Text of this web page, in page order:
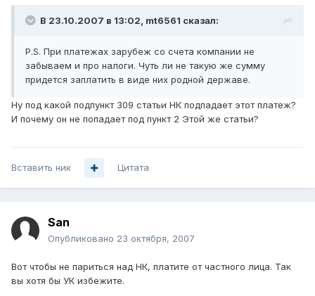
В 23.10.2007 в 13:02, mt6561 сказал:
P.S. При платежах зарубеж со счета компании не
забываем и про налоги. Чуть ли не такую же сумму
придется заплатить в виде них родной державе.
Ну под какой подпункт 309 статьи НК подпадает этот платеж?
И почему он не попадает под пункт 2 Этой же статьи?
Вставить ник Цитата
San
Опубликовано 23 октября, 2007
Вот чтобы не париться над НК, платите от частного лица. Так
вы хотя бы УК избежите.